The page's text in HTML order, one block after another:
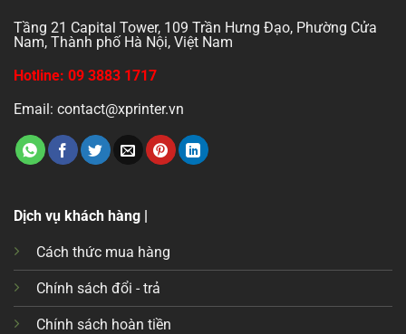
Tầng 21 Capital Tower, 109 Trần Hưng Đạo, Phường Cửa
Nam, Thành phố Hà Nội, Việt Nam
Hotline: 09 3883 1717
Email: contact@xprinter.vn
Dịch vụ khách hàng |
Cách thức mua hàng
Chính sách đổi - trả
Chính sách hoàn tiền